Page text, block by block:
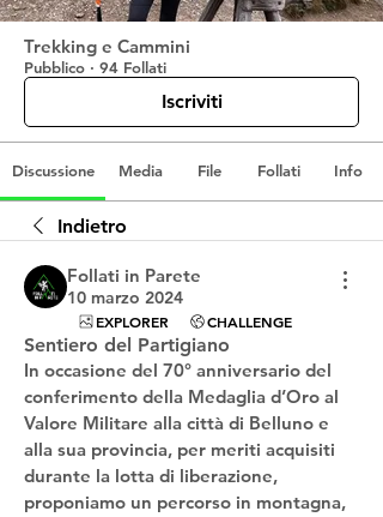
Trekking e Cammini
Pubblico · 94 Follati
Iscriviti
Discussione Media File Follati Info
Indietro
Follati in Parete
10 marzo 2024
EXPLORER CHALLENGE
Sentiero del Partigiano
In occasione del 70° anniversario del
conferimento della Medaglia d’Oro al
Valore Militare alla città di Belluno e
alla sua provincia, per meriti acquisiti
durante la lotta di liberazione,
proponiamo un percorso in montagna,